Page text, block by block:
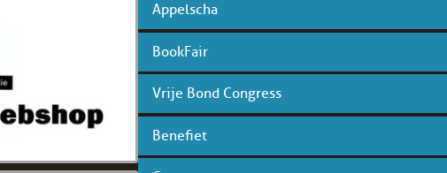
Appelscha
BookFair
Vrije Bond Congress
Benefiet